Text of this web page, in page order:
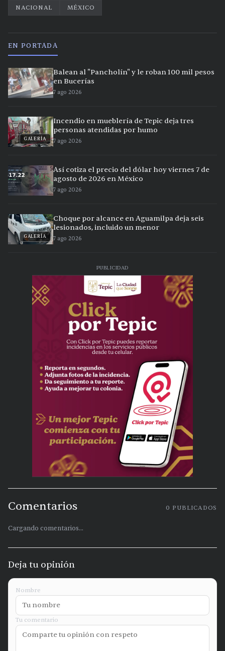
NACIONAL MÉXICO
EN PORTADA
Balean al "Pancholín" y le roban 100 mil pesos
en Bucerías
7 ago 2026
GALERÍA
Incendio en mueblería de Tepic deja tres
personas atendidas por humo
7 ago 2026
Así cotiza el precio del dólar hoy viernes 7 de
agosto de 2026 en México
7 ago 2026
GALERÍA
Choque por alcance en Aguamilpa deja seis
lesionados, incluido un menor
7 ago 2026
PUBLICIDAD
Comentarios 0 PUBLICADOS
Cargando comentarios...
Deja tu opinión
Nombre
Tu comentario